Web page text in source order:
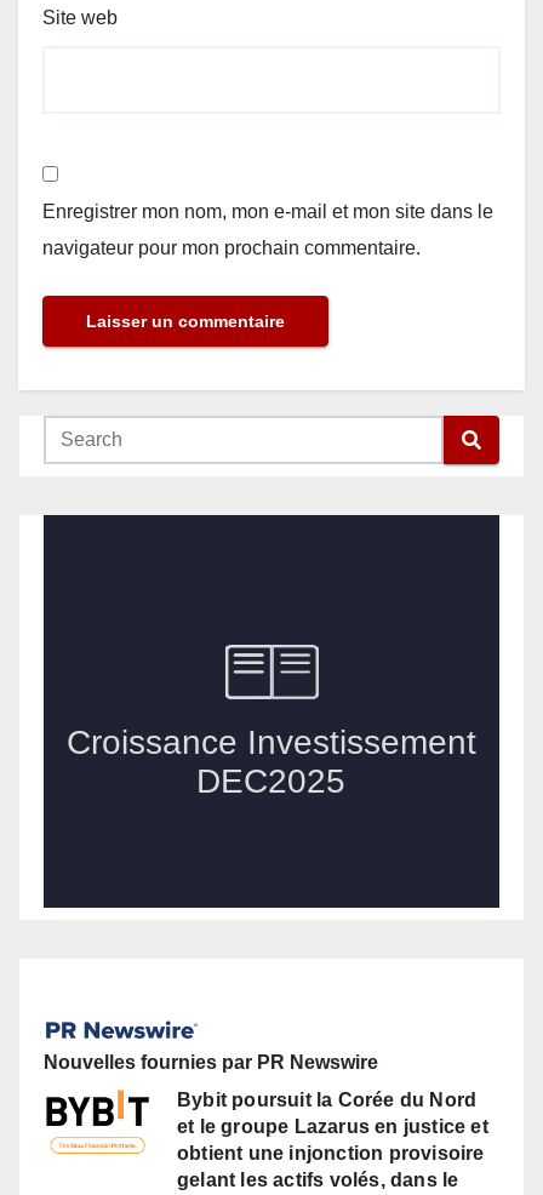
Site web
Enregistrer mon nom, mon e-mail et mon site dans le
navigateur pour mon prochain commentaire.
Nouvelles fournies par PR Newswire
Bybit poursuit la Corée du Nord
et le groupe Lazarus en justice et
obtient une injonction provisoire
gelant les actifs volés, dans le